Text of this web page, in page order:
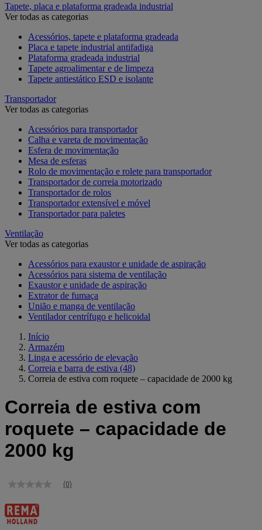
Tapete, placa e plataforma gradeada industrial
Ver todas as categorias
Acessórios, tapete e plataforma gradeada
Placa e tapete industrial antifadiga
Plataforma gradeada industrial
Tapete agroalimentar e de limpeza
Tapete antiestático ESD e isolante
Transportador
Ver todas as categorias
Acessórios para transportador
Calha e vareta de movimentação
Esfera de movimentação
Mesa de esferas
Rolo de movimentação e rolete para transportador
Transportador de correia motorizado
Transportador de rolos
Transportador extensível e móvel
Transportador para paletes
Ventilação
Ver todas as categorias
Acessórios para exaustor e unidade de aspiração
Acessórios para sistema de ventilação
Exaustor e unidade de aspiração
Extrator de fumaça
União e manga de ventilação
Ventilador centrífugo e helicoidal
Início
Armazém
Linga e acessório de elevação
Correia e barra de estiva (48)
Correia de estiva com roquete – capacidade de 2000 kg
Correia de estiva com
roquete – capacidade de
2000 kg
Sem
de
classificação
Link
(0)